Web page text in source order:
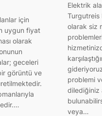
için
uygun fiyat
olarak
geceleri
görüntü ve
Elektrik
Turgutreis
olarak siz
problemi
dilediğiniz
veya…